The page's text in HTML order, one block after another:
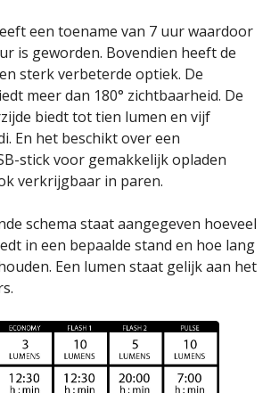
een toename van 7 uur waardoor
is geworden. Bovendien heeft de
sterk verbeterde optiek. De
meer dan 180° zichtbaarheid. De
biedt tot tien lumen en vijf
En het beschikt over een
stick voor gemakkelijk opladen
verkrijgbaar in paren.
schema staat aangegeven hoeveel
in een bepaalde stand en hoe lang
Een lumen staat gelijk aan het